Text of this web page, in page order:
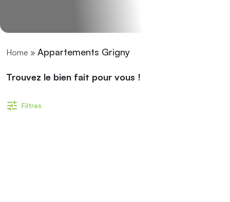
Home » Appartements Grigny
Trouvez le bien fait pour vous !
Filtres